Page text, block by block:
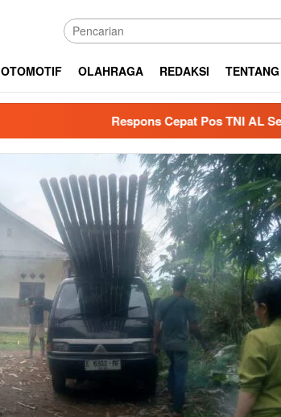
OTOMOTIF OLAHRAGA REDAKSI
Respons Cepat Pos TNI AL